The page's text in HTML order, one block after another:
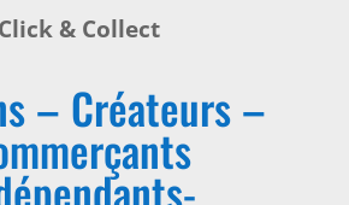
Click & Collect
– Créateurs –